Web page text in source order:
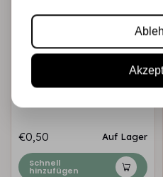
Cardstock texture
€0,50 Auf Lager
Schnell
hinzufügen